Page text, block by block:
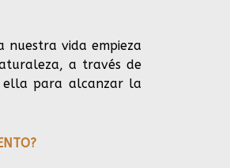
nuestra vida empieza
a través de
ella para alcanzar la